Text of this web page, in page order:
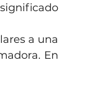
a una
En